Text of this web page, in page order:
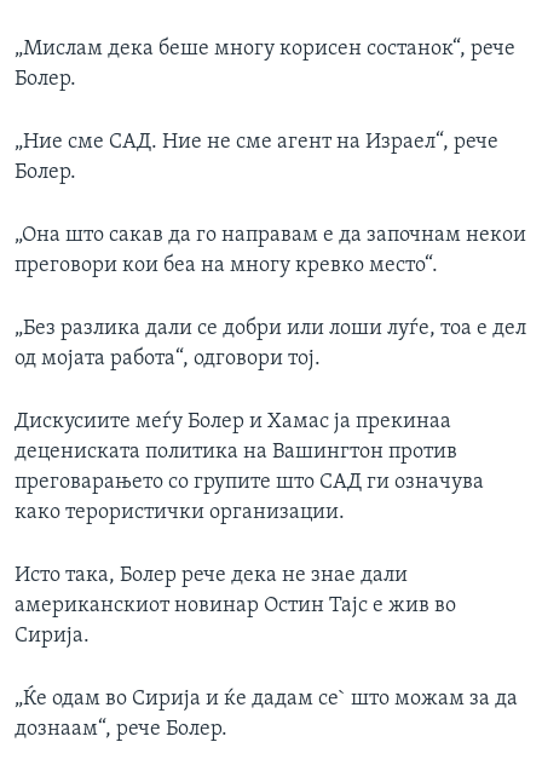
„Мислам дека беше многу корисен состанок“, рече
Болер.
„Ние сме САД. Ние не сме агент на Израел“, рече
Болер.
„Она што сакав да го направам е да започнам некои
преговори кои беа на многу кревко место“.
„Без разлика дали се добри или лоши луѓе, тоа е дел
од мојата работа“, одговори тој.
Дискусиите меѓу Болер и Хамас ја прекинаа
децениската политика на Вашингтон против
преговарањето со групите што САД ги означува
како терористички организации.
Исто така, Болер рече дека не знае дали
американскиот новинар Остин Тајс е жив во
Сирија.
„Ќе одам во Сирија и ќе дадам се` што можам за да
дознаам“, рече Болер.